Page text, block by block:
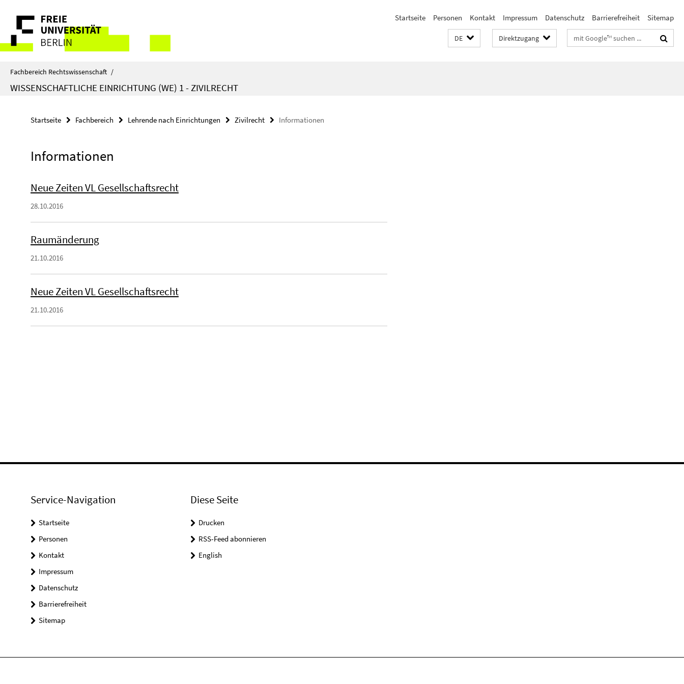
direkt
Inhalt
Service-
Navigation
Startseite Personen Kontakt Impressum Datenschutz Barrierefreiheit Sitemap
DE Direktzugang Suchbegriffe
Fachbereich Rechtswissenschaft /
WISSENSCHAFTLICHE EINRICHTUNG (WE) 1 - ZIVILRECHT
Startseite Fachbereich Lehrende nach Einrichtungen Zivilrecht Informationen
Informationen
Neue Zeiten VL Gesellschaftsrecht
28.10.2016
Raumänderung
21.10.2016
Neue Zeiten VL Gesellschaftsrecht
21.10.2016
Service-Navigation
Startseite
Personen
Kontakt
Impressum
Datenschutz
Barrierefreiheit
Sitemap
Diese Seite
Drucken
RSS-Feed abonnieren
English